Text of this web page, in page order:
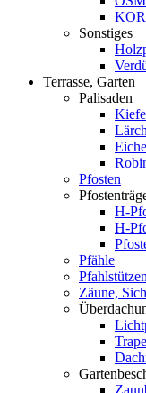
Sonstiges
Terrasse, Garten
Palisaden
Eiche
Pfosten
H-
H-
Pfähle
Pfahlstützen
Zäune,